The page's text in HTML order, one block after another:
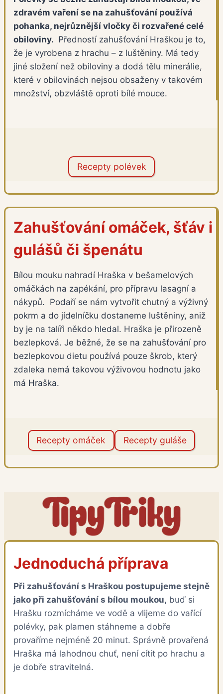
zdravém vaření se na zahušťování používá
pohanka, nejrůznější vločky či rozvařené celé
obiloviny. Předností zahušťování Hraškou je to,
že je vyrobena z hrachu – z luštěniny. Má tedy
jiné složení než obiloviny a dodá tělu minerálie,
které v obilovinách nejsou obsaženy v takovém
množství, obzvláště oproti bílé mouce.
Recepty polévek
Zahušťování omáček, šťáv i
gulášů či špenátu
Bílou mouku nahradí Hraška v bešamelových
omáčkách na zapékání, pro přípravu lasagní a
nákypů. Podaří se nám vytvořit chutný a výživný
pokrm a do jídelníčku dostaneme luštěniny, aniž
by je na talíři někdo hledal. Hraška je přirozeně
bezlepková. Je běžné, že se na zahušťování pro
bezlepkovou dietu používá pouze škrob, který
zdaleka nemá takovou výživovou hodnotu jako
má Hraška.
Recepty omáček Recepty guláše
Jednoduchá příprava
Při zahušťování s Hraškou postupujeme stejně
jako při zahušťování s bílou moukou, buď si
Hrašku rozmícháme ve vodě a vlijeme do vařící
polévky, pak plamen stáhneme a dobře
provaříme nejméně 20 minut. Správně provařená
Hraška má lahodnou chuť, není cítit po hrachu a
je dobře stravitelná.